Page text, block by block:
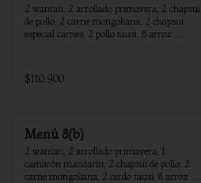
2 wantan, 2 arrollado primavera, 2 chapsui
de pollo, 2 carne mongoliana, 2 chapsui
especial carnes, 2 pollo tausi, 8 arroz
$110.900
Menú 8(b)
2 wantan, 2 arrollado primavera, 1
camarón mandarín, 2 chapsui de pollo, 2
carne mongoliana, 2 cerdo tausi, 8 arroz